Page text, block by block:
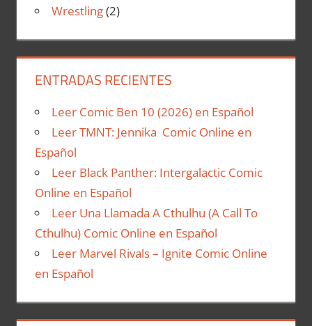
Wrestling(2)
ENTRADAS RECIENTES
Leer Comic Ben 10 (2026) en Español
Leer TMNT: Jennika Comic Online en
Español
Leer Black Panther: Intergalactic Comic
Online en Español
Leer Una Llamada A Cthulhu (A Call To
Cthulhu) Comic Online en Español
Leer Marvel Rivals – Ignite Comic Online
en Español